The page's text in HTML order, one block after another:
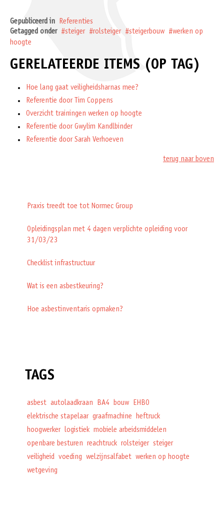
Gepubliceerd in Referenties
Getagged onder
steiger rolsteiger steigerbouw
werken op
hoogte
GERELATEERDE ITEMS (OP TAG)
Hoe lang gaat veiligheidsharnas mee?
Referentie door Tim Coppens
Overzicht trainingen werken op hoogte
Referentie door Gwylim Kandlbinder
Referentie door Sarah Verhoeven
terug naar boven
Praxis treedt toe tot Normec Group
Opleidingsplan met 4 dagen verplichte opleiding voor
31/03/23
Checklist infrastructuur
Wat is een asbestkeuring?
Hoe asbestinventaris opmaken?
TAGS
asbest autolaadkraan BA4 bouw EHBO
elektrische stapelaar graafmachine heftruck
hoogwerker logistiek mobiele arbeidsmiddelen
openbare besturen reachtruck rolsteiger steiger
veiligheid voeding welzijnsalfabet werken op hoogte
wetgeving